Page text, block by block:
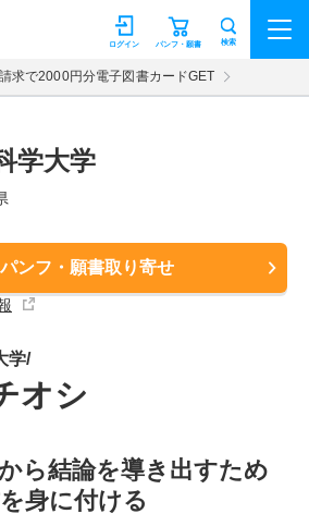
ョン パンフ・願書
ログイン 検索
求で2000円分電子図書カードGET
学大学
パンフ・願書取り寄せ
学/
オシ
ら結論を導き出すため
身に付ける